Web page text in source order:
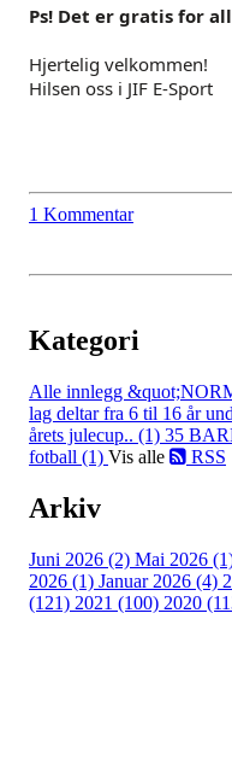
Ps! Det er gratis for
Hjertelig velkommen!
Hilsen oss i JIF E-Sport
1 Kommentar
Kategori
Alle innlegg
lag deltar fra 6 til 16 år
årets julecup.. (1) 35
fotball (1) Vis alle RSS
Arkiv
Juni 2026 (2) Mai 2026
2026 (1) Januar 2026 (4)
(121) 2021 (100) 2020